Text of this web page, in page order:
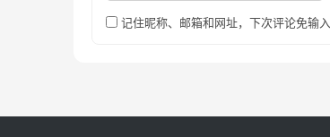
记住昵称、邮箱和网址，下次评论免输入